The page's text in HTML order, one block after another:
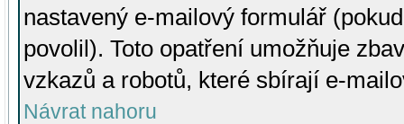
nastavený e-mailový formulář
povolil). Toto opatření umožňuje
vzkazů a robotů, které sbírají e-
Návrat nahoru